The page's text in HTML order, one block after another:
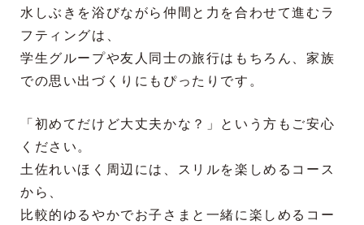
水しぶきを浴びながら仲間と力を合わせて進むラ
フティングは、
学生グループや友人同士の旅行はもちろん、家族
での思い出づくりにもぴったりです。
「初めてだけど大丈夫かな？」という方もご安心
ください。
土佐れいほく周辺には、スリルを楽しめるコース
から、
比較的ゆるやかでお子さまと一緒に楽しめるコー